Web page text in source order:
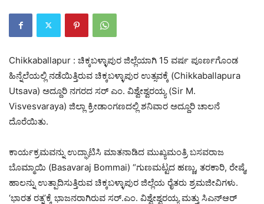
Chikkaballapur : ಚಿಕ್ಕಬಳ್ಳಾಪುರ ಜಿಲ್ಲೆಯಾಗಿ 15 ವರ್ಷ ಪೂರ್ಣಗೊಂಡ
ಹಿನ್ನೆಲೆಯಲ್ಲಿ ನಡೆಯಿತ್ತಿರುವ ಚಿಕ್ಕಬಳ್ಳಾಪುರ ಉತ್ಸವಕ್ಕೆ (Chikkaballapura
Utsava) ಅದ್ದೂರಿ ನಗರದ ಸರ್‌ ಎಂ. ವಿಶ್ವೇಶ್ವರಯ್ಯ (Sir M.
Visvesvaraya) ಜಿಲ್ಲಾ ಕ್ರೀಡಾಂಗಣದಲ್ಲಿ ಶನಿವಾರ ಅದ್ದೂರಿ ಚಾಲನೆ
ದೊರೆಯಿತು.
ಕಾರ್ಯಕ್ರಮವನ್ನು ಉದ್ಘಾಟಿಸಿ ಮಾತನಾಡಿದ ಮುಖ್ಯಮಂತ್ರಿ ಬಸವರಾಜ
ಬೊಮ್ಮಾಯಿ (Basavaraj Bommai) “ಗುಣಮಟ್ಟದ ಹಣ್ಣು, ತರಕಾರಿ, ರೇಷ್ಮೆ,
ಹಾಲನ್ನು ಉತ್ಪಾದಿಸುತ್ತಿರುವ ಚಿಕ್ಕಬಳ್ಳಾಪುರ ಜಿಲ್ಲೆಯ ರೈತರು ಶ್ರಮಜೀವಿಗಳು.
‘ಭಾರತ ರತ್ನ’ಕ್ಕೆ ಭಾಜನರಾಗಿರುವ ಸರ್‌.ಎಂ. ವಿಶ್ವೇಶ್ವರಯ್ಯ ಮತ್ತು ಸಿ‌ಎನ್‌ಆರ್